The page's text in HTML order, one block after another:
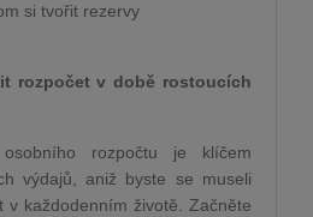
si tvořit rezervy
rozpočet v době rostoucích
rozpočtu je klíčem
výdajů, aniž byste se museli
v každodenním životě. Začněte